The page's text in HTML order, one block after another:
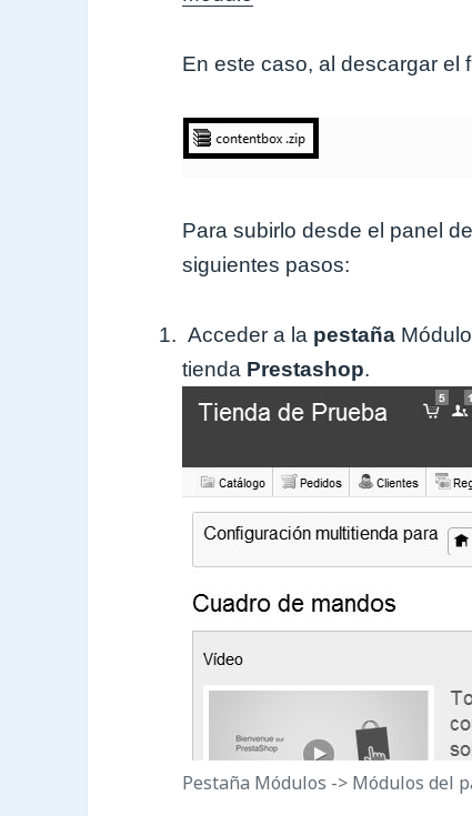
En este caso, al descargar el
Para subirlo desde el panel
siguientes pasos:
Acceder a la pestaña
tienda Prestashop.
Pestaña Módulos -> Módulos del